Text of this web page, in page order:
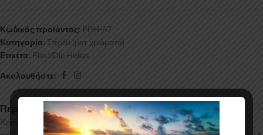
Κωδικός προϊόντος: PDH-67
Κατηγορία: Σπρέυ (ματ χρώματα)
Ετικέτα: PlastiDip Hellas
Ακολουθήστε:
Περιγραφή
Χρησιμοποιήστε το white plasti dip σαν βάση(6 καλά "χέρια") για